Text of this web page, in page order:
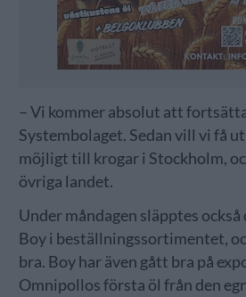
– Vi kommer absolut att
Systembolaget. Sedan vill vi få
möjligt till krogar i Stockholm,
övriga landet.
Under måndagen släpptes också
Boy i beställningssortimentet,
bra. Boy har även gått bra på
Omnipollos första öl från den